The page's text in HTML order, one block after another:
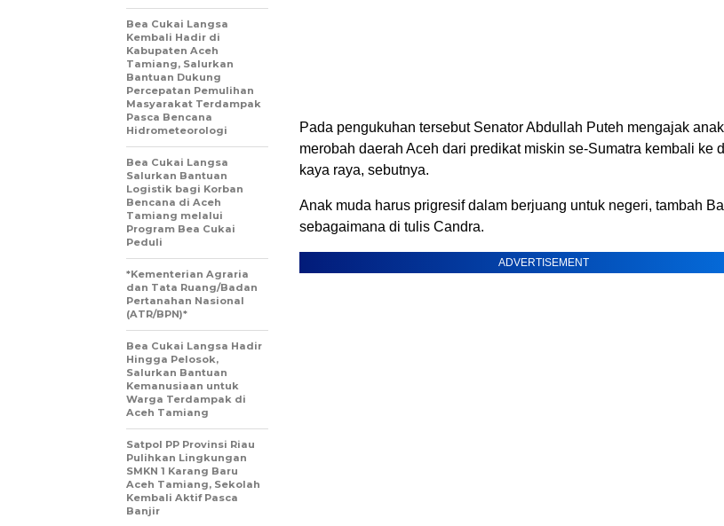
Pada pengukuhan tersebut Senator Abdullah Puteh mengajak
merobah daerah Aceh dari predikat miskin se-Sumatra kembali ke
kaya raya, sebutnya.
Anak muda harus prigresif dalam berjuang untuk negeri, tambah
sebagaimana di tulis Candra.
ADVERTISEMENT
Bea Cukai Langsa
Kembali Hadir di
Kabupaten Aceh
Tamiang, Salurkan
Bantuan Dukung
Percepatan Pemulihan
Masyarakat Terdampak
Pasca Bencana
Hidrometeorologi
Bea Cukai Langsa
Salurkan Bantuan
Logistik bagi Korban
Bencana di Aceh
Tamiang melalui
Program Bea Cukai
Peduli
*Kementerian Agraria
dan Tata Ruang/Badan
Pertanahan Nasional
(ATR/BPN)*
Bea Cukai Langsa Hadir
Hingga Pelosok,
Salurkan Bantuan
Kemanusiaan untuk
Warga Terdampak di
Aceh Tamiang
Satpol PP Provinsi Riau
Pulihkan Lingkungan
SMKN 1 Karang Baru
Aceh Tamiang, Sekolah
Kembali Aktif Pasca
Banjir